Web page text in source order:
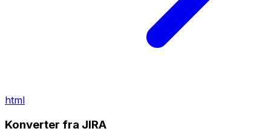
html
Konverter fra JIRA